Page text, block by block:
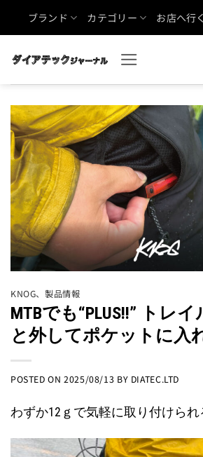
ブランド カテゴリー お店へ行く
KNOG、製品情報
MTBでも“PLUS!!” トレ
と外してポケットに入
POSTED ON2025/08/13 BY DIATEC.LTD
わずか12ｇで気軽に取り付けられる